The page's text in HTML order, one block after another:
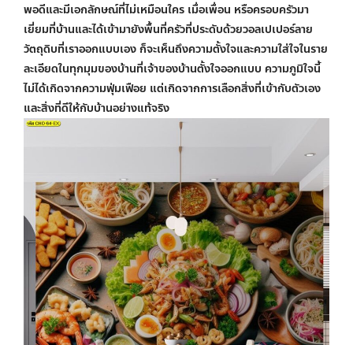
พอดีและมีเอกลักษณ์ที่ไม่เหมือนใคร เมื่อเพื่อน หรือครอบครัวมา
เยี่ยมที่บ้านและได้เข้ามายังพื้นที่ครัวที่ประดับด้วยวอลเปเปอร์ลาย
วัตถุดิบที่เราออกแบบเอง ก็จะเห็นถึงความตั้งใจและความใส่ใจในราย
ละเอียดในทุกมุมของบ้านที่เจ้าของบ้านตั้งใจออกแบบ ความภูมิใจนี้
ไม่ได้เกิดจากความฟุ่มเฟือย แต่เกิดจากการเลือกสิ่งที่เข้ากับตัวเอง
และสิ่งที่ดีให้กับบ้านอย่างแท้จริง